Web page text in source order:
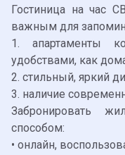
Гостиница на час
важным для
1. апартаменты
удобствами, как
2. стильный, яркий
3. наличие
Забронировать
способом:
• онлайн,